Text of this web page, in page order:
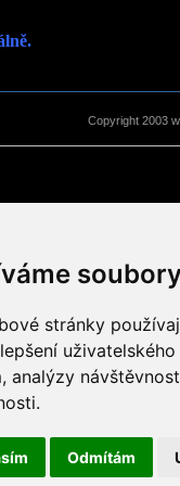
stránky
analýzy
Odmítám
Copyright 2003